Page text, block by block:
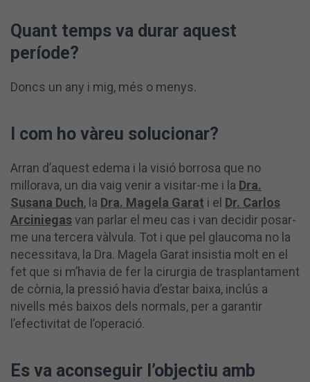
Quant temps va durar aquest
període?
Doncs un any i mig, més o menys.
I com ho vàreu solucionar?
Arran d’aquest edema i la visió borrosa que no
millorava, un dia vaig venir a visitar-me i la Dra.
Susana Duch, la Dra. Magela Garat i el Dr. Carlos
Arciniegasvan parlar el meu cas i van decidir posar-
me una tercera vàlvula. Tot i que pel glaucoma no la
necessitava, la Dra. Magela Garat insistia molt en el
fet que si m’havia de fer la cirurgia de trasplantament
de còrnia, la pressió havia d’estar baixa, inclús a
nivells més baixos dels normals, per a garantir
l’efectivitat de l’operació.
Es va aconseguir l’objectiu amb